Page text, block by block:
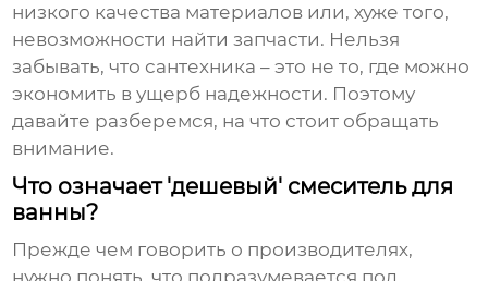
низкого качества материалов или, хуже того,
невозможности найти запчасти. Нельзя
забывать, что сантехника – это не то, где можно
экономить в ущерб надежности. Поэтому
давайте разберемся, на что стоит обращать
внимание.
Что означает 'дешевый' смеситель для
ванны?
Прежде чем говорить о производителях,